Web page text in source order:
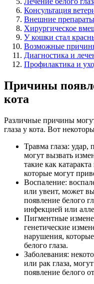
Консультация
Внешние препараты
Хирургическое
У кошки стал
Возможные
Диагностика и
Профилактика и
Причины
кота
Различные причины
глаза у кота. Вот
Травма глаза:
могут вызвать
такие как
которые могут
Воспаление:
или увеит, может
появление белого
инфекцией или
Пигментные
генетические
нарушения,
белого глаза.
Заболевания:
или рак глаза,
появление белого